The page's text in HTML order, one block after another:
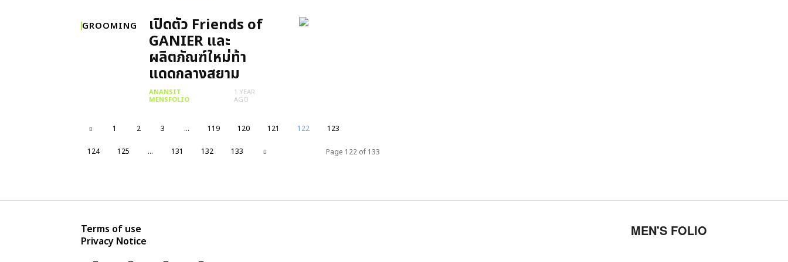
GROOMING เปิดตัว Friends of
GANIER และ
ผลิตภัณฑ์ใหม่ท้า
แดดกลางสยาม
ANANSIT
MENSFOLIO
1 YEAR
AGO
1 2 3 … 119 120 121 122 123
124 125 … 131 132 133 Page 122 of 133
Terms of use
Privacy Notice
MEN'S FOLIO